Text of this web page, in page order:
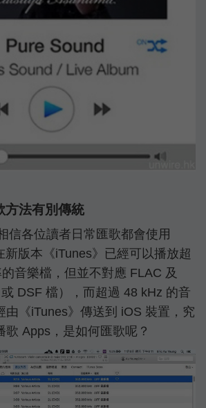
方法有別傳統
信各位讀者日常匯歌都會使用
新版本《iTunes》已經可以播放超
音樂檔，但並不對應 FLAC 及
DSF 檔），而超過 48 kHz 的音
由《iTunes》傳送到 iOS 裝置，究
歌 Apps，是如何匯歌呢？